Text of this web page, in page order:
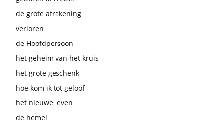
de grote afrekening
verloren
de Hoofdpersoon
het geheim van het kruis
het grote geschenk
hoe kom ik tot geloof
het nieuwe leven
de hemel